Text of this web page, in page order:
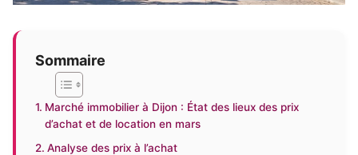
Sommaire
Marché immobilier à Dijon : État des lieux des prix
d’achat et de location en mars
Analyse des prix à l’achat